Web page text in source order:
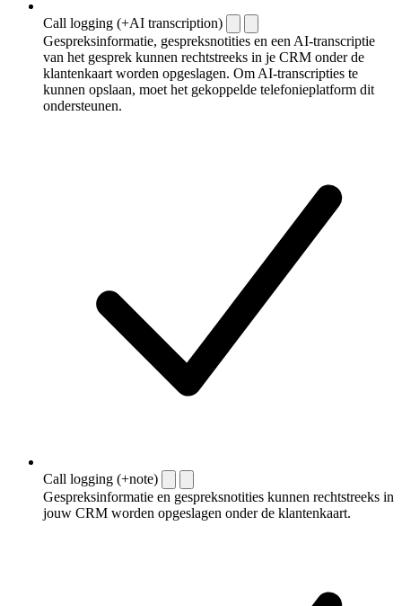
Call logging (+AI transcription)
Gespreksinformatie, gespreksnotities en een AI-transcriptie
van het gesprek kunnen rechtstreeks in je CRM onder de
klantenkaart worden opgeslagen. Om AI-transcripties te
kunnen opslaan, moet het gekoppelde telefonieplatform dit
ondersteunen.
Call logging (+note)
Gespreksinformatie en gespreksnotities kunnen rechtstreeks in
jouw CRM worden opgeslagen onder de klantenkaart.